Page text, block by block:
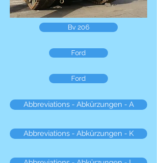
Bv 206
Ford
Ford
Abbreviations - Abkürzungen - A
Abbreviations - Abkürzungen - K